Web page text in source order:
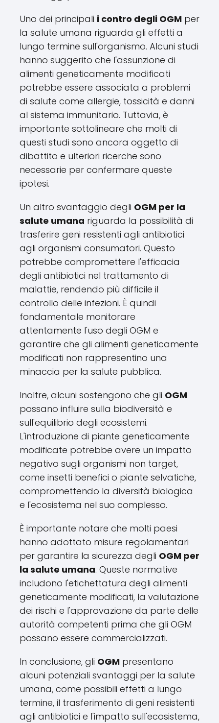
Uno dei principali i contro degli OGM per
la salute umana riguarda gli effetti a
lungo termine sull'organismo. Alcuni studi
hanno suggerito che l'assunzione di
alimenti geneticamente modificati
potrebbe essere associata a problemi
di salute come allergie, tossicità e danni
al sistema immunitario. Tuttavia, è
importante sottolineare che molti di
questi studi sono ancora oggetto di
dibattito e ulteriori ricerche sono
necessarie per confermare queste
ipotesi.
Un altro svantaggio degli OGM per la
salute umana riguarda la possibilità di
trasferire geni resistenti agli antibiotici
agli organismi consumatori. Questo
potrebbe compromettere l'efficacia
degli antibiotici nel trattamento di
malattie, rendendo più difficile il
controllo delle infezioni. È quindi
fondamentale monitorare
attentamente l'uso degli OGM e
garantire che gli alimenti geneticamente
modificati non rappresentino una
minaccia per la salute pubblica.
Inoltre, alcuni sostengono che gli OGM
possano influire sulla biodiversità e
sull'equilibrio degli ecosistemi.
L'introduzione di piante geneticamente
modificate potrebbe avere un impatto
negativo sugli organismi non target,
come insetti benefici o piante selvatiche,
compromettendo la diversità biologica
e l'ecosistema nel suo complesso.
È importante notare che molti paesi
hanno adottato misure regolamentari
per garantire la sicurezza degli OGM per
la salute umana. Queste normative
includono l'etichettatura degli alimenti
geneticamente modificati, la valutazione
dei rischi e l'approvazione da parte delle
autorità competenti prima che gli OGM
possano essere commercializzati.
In conclusione, gli OGM presentano
alcuni potenziali svantaggi per la salute
umana, come possibili effetti a lungo
termine, il trasferimento di geni resistenti
agli antibiotici e l'impatto sull'ecosistema,